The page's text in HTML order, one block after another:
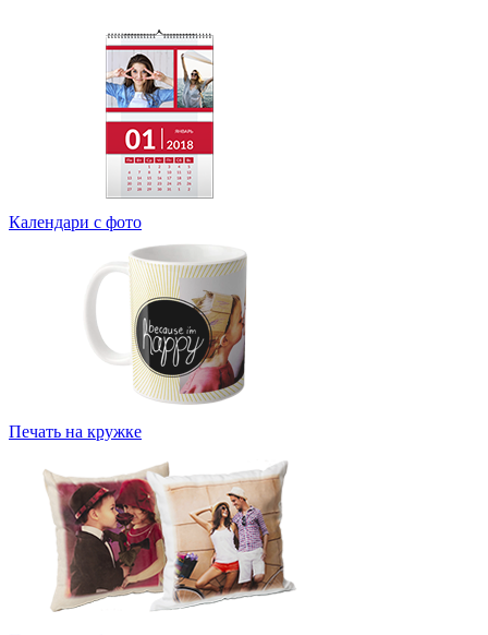
Календари с фото
Печать на кружке